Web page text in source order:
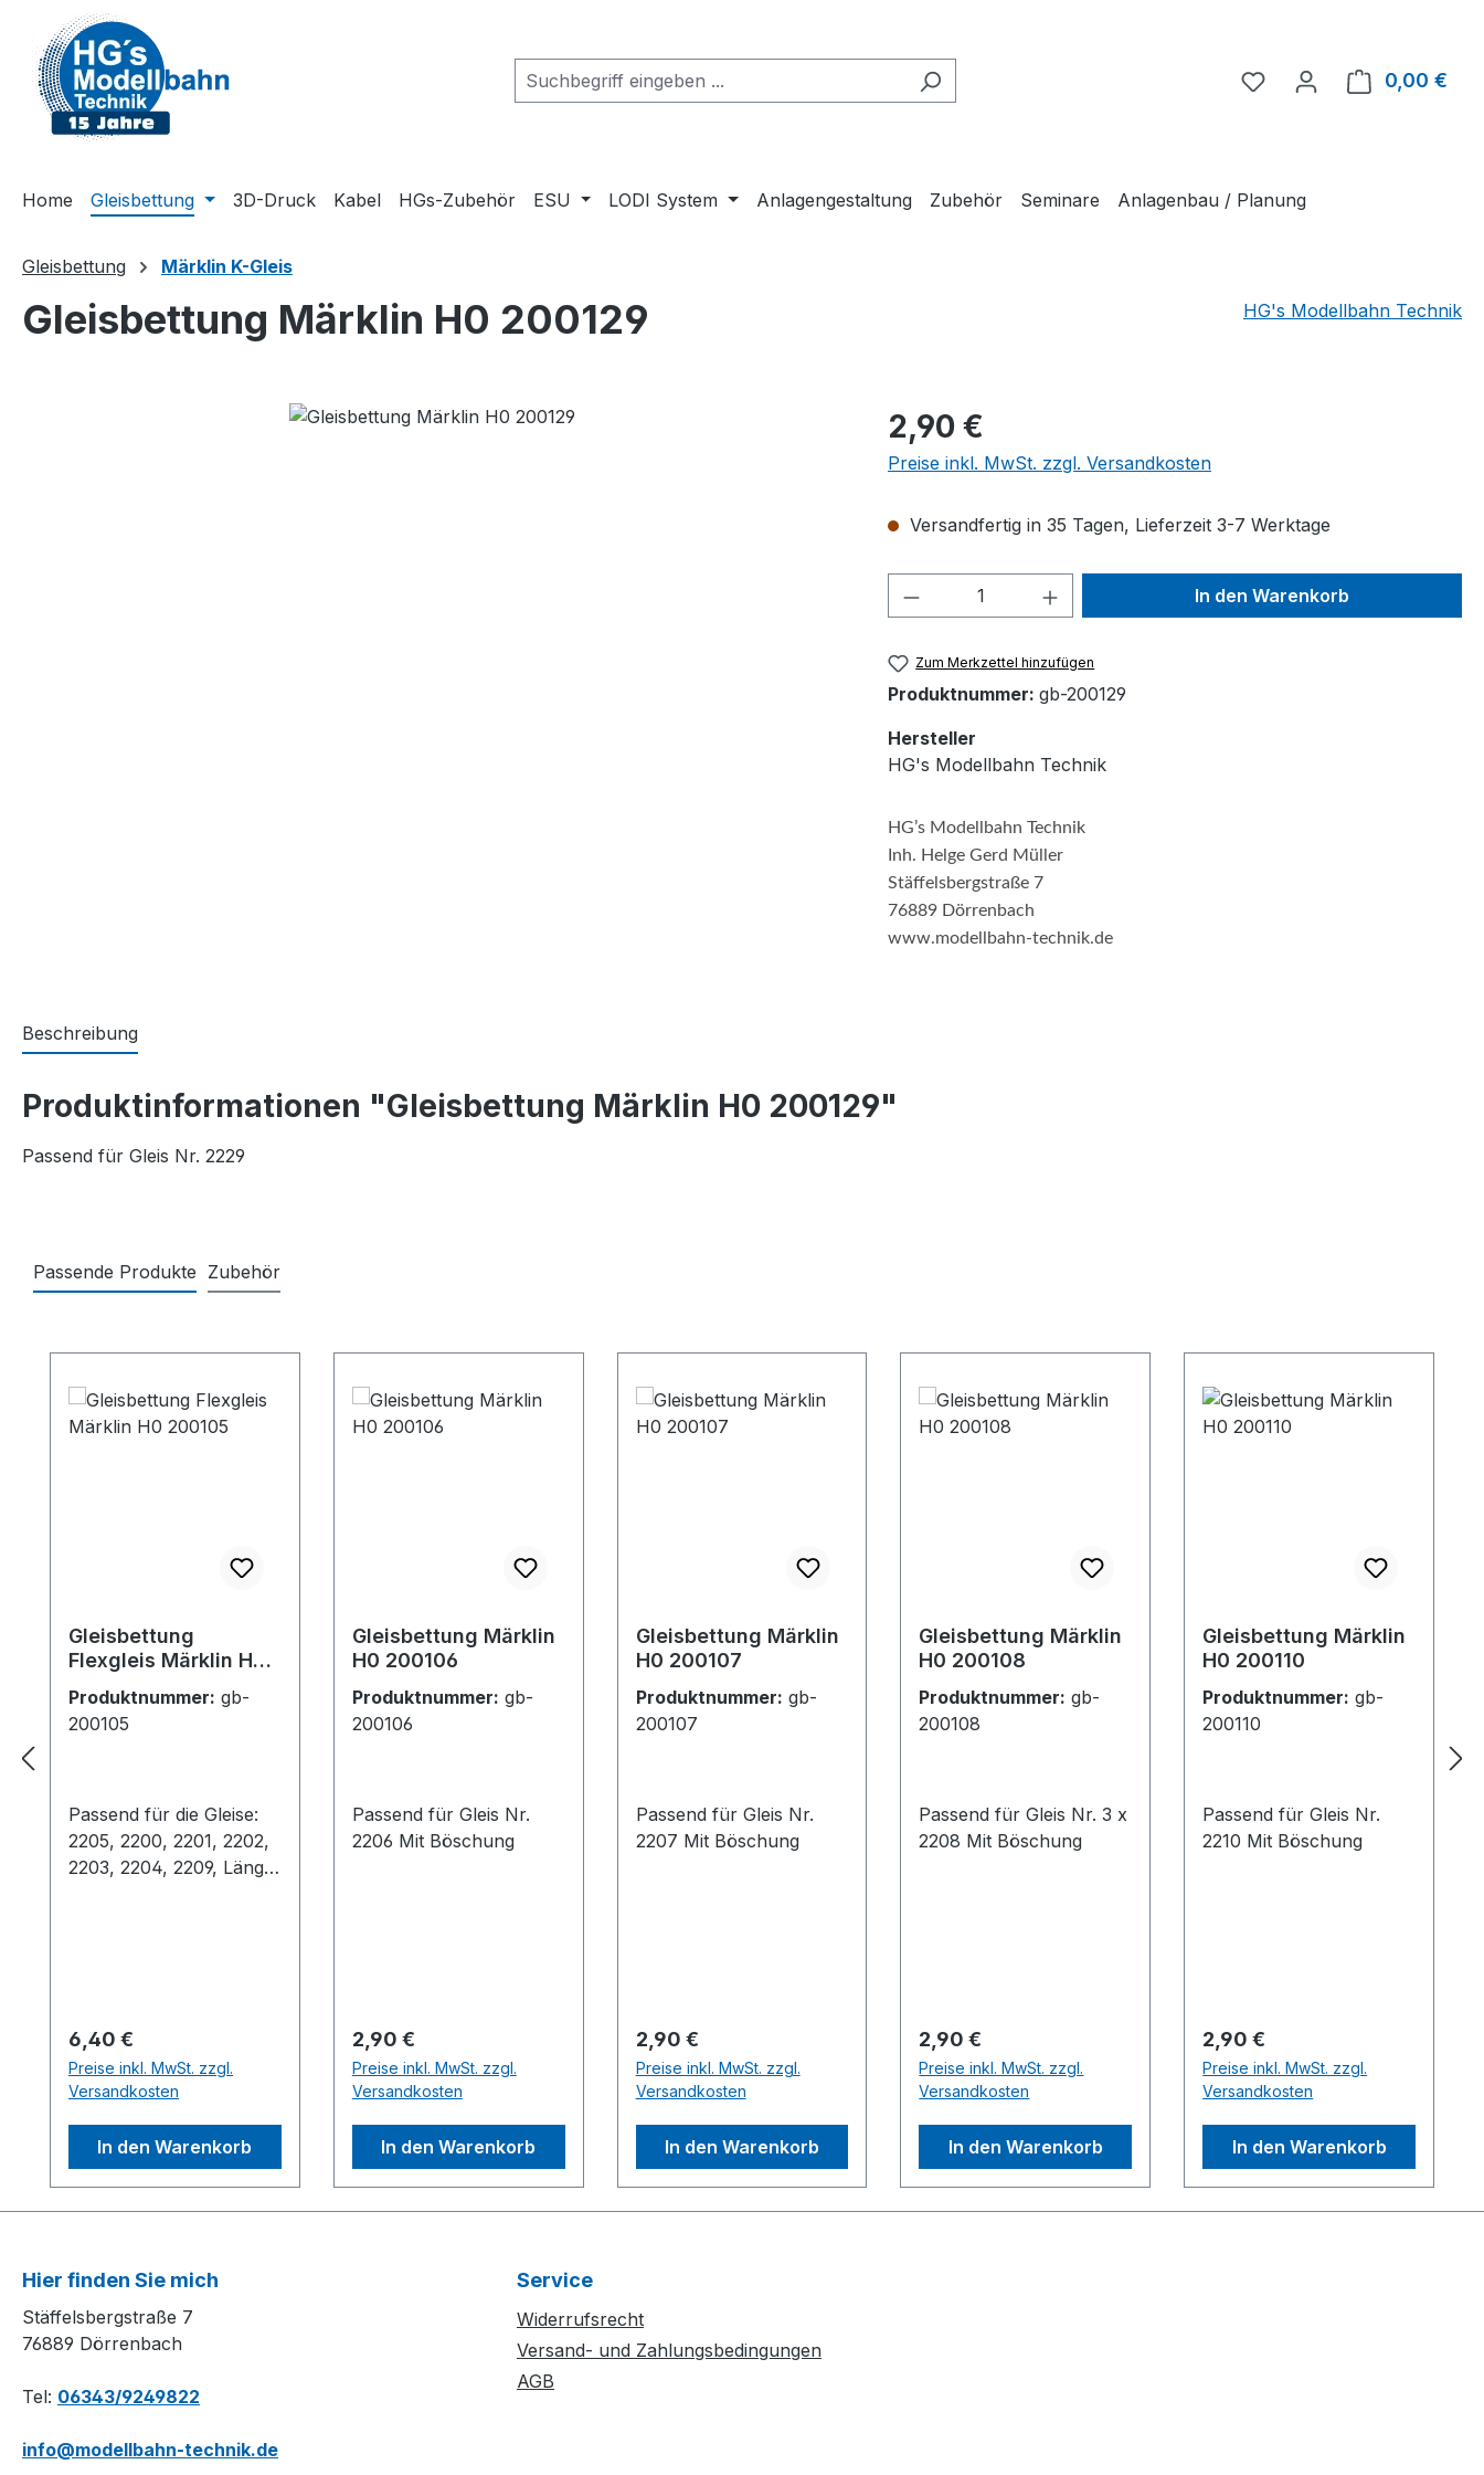
Hauptinhalt springen
Zur Suche springen
Zur Hauptnavigation springen
Du hast 0 Produkte auf
0,00 €
Home Gleisbettung 3D-Druck Kabel HGs-Zubehör ESU LODI System Anlagengestaltung Zubehör Seminare Anlagenbau / Planung
Gleisbettung Märklin K-Gleis
Gleisbettung Märklin H0 200129 HG's Modellbahn Technik
Regulärer Preis:
2,90 €
Preise inkl. MwSt. zzgl. Versandkosten
Versandfertig in 35 Tagen, Lieferzeit 3-7 Werktage
Produkt Anzahl: Gib den gewünschten Wert
In den Warenkorb
Zum Merkzettel hinzufügen
Produktnummer: gb-200129
Hersteller
HG's Modellbahn Technik
HG’s Modellbahn Technik
Inh. Helge Gerd Müller
Stäffelsbergstraße 7
76889 Dörrenbach
www.modellbahn-technik.de
Beschreibung
Produktinformationen "Gleisbettung Märklin H0 200129"
Passend für Gleis Nr. 2229
Passende Produkte Zubehör
Gleisbettung
Flexgleis Märklin H0
Produktnummer: gb-
200105
Passend für die Gleise:
2205, 2200, 2201, 2202,
2203, 2204, 2209, Länge
Absolute Originaltreue
und realistische Optik -
Schnellste und
einfachste Gleismontage
Sauberes schnelles
Verlegen - Problemloser
Austausch der Gleise
Veränderungen im
Streckenverlauf -
Jederzeitige
Gleismaterials - Optimale
AnlagenbetriebBitte
Regulärer Preis:
6,40 €
Preise inkl. MwSt. zzgl.
Versandkosten
In den Warenkorb
Gleisbettung Märklin
H0 200106
Produktnummer: gb-
200106
Passend für Gleis Nr.
2206 Mit Böschung
Regulärer Preis:
2,90 €
Preise inkl. MwSt. zzgl.
Versandkosten
In den Warenkorb
Gleisbettung Märklin
H0 200107
Produktnummer: gb-
200107
Passend für Gleis Nr.
2207 Mit Böschung
Regulärer Preis:
2,90 €
Preise inkl. MwSt. zzgl.
Versandkosten
In den Warenkorb
Gleisbettung Märklin
H0 200108
Produktnummer: gb-
200108
Passend für Gleis Nr. 3 x
2208 Mit Böschung
Regulärer Preis:
2,90 €
Preise inkl. MwSt. zzgl.
Versandkosten
In den Warenkorb
Gleisbettung Märklin
H0 200110
Produktnummer: gb-
200110
Passend für Gleis Nr.
2210 Mit Böschung
Regulärer Preis:
2,90 €
Preise inkl. MwSt. zzgl.
Versandkosten
In den Warenkorb
Hier finden Sie mich
Stäffelsbergstraße 7
76889 Dörrenbach
Tel: 06343/9249822
info@modellbahn-technik.de
Service
Widerrufsrecht
Versand- und Zahlungsbedingungen
AGB